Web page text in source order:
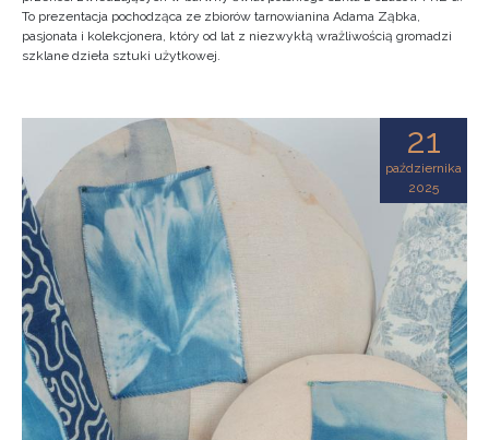
To prezentacja pochodząca ze zbiorów tarnowianina Adama Ząbka,
pasjonata i kolekcjonera, który od lat z niezwykłą wrażliwością gromadzi
szklane dzieła sztuki użytkowej.
21
października
2025